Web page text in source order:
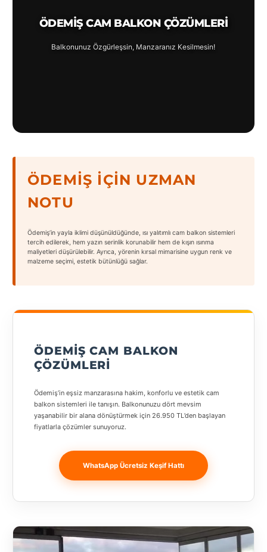
ÖDEMIŞ CAM BALKON ÇÖZÜMLERI
Balkonunuz Özgürleşsin, Manzaranız Kesilmesin!
ÖDEMIŞ İÇIN UZMAN
NOTU
Ödemiş’in yayla iklimi düşünüldüğünde, ısı yalıtımlı cam balkon sistemleri
tercih edilerek, hem yazın serinlik korunabilir hem de kışın ısınma
maliyetleri düşürülebilir. Ayrıca, yörenin kırsal mimarisine uygun renk ve
malzeme seçimi, estetik bütünlüğü sağlar.
ÖDEMIŞ CAM BALKON
ÇÖZÜMLERI
Ödemiş’in eşsiz manzarasına hakim, konforlu ve estetik cam
balkon sistemleri ile tanışın. Balkonunuzu dört mevsim
yaşanabilir bir alana dönüştürmek için 26.950 TL’den başlayan
fiyatlarla çözümler sunuyoruz.
WhatsApp Ücretsiz Keşif Hattı